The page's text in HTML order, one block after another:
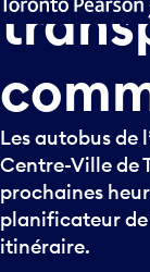
Les autobus de
Centre-Ville de
prochaines
planificateur
itinéraire.